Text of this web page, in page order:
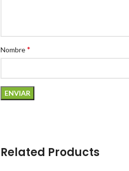
Nombre*
Related Products